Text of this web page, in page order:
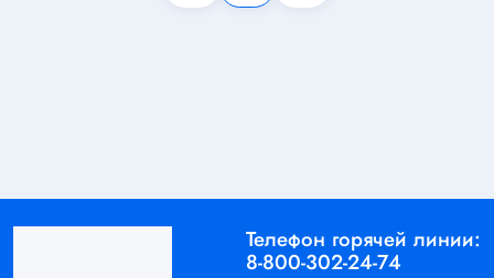
Телефон горячей линии:
8-800-302-24-74